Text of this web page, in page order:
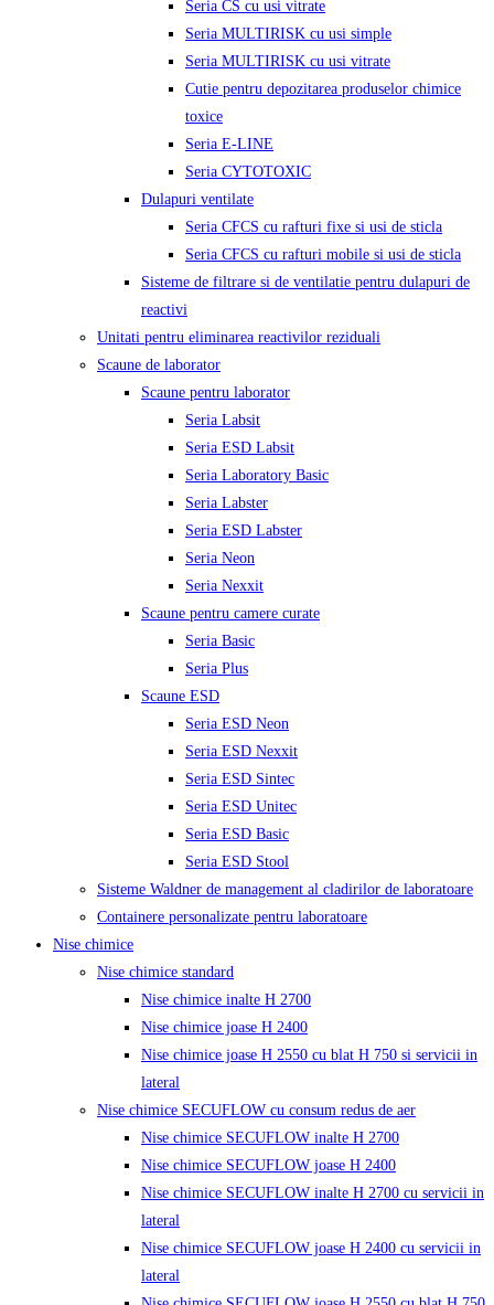
Seria CS cu usi vitrate
Seria MULTIRISK cu usi simple
Seria MULTIRISK cu usi vitrate
Cutie pentru depozitarea produselor chimice
toxice
Seria E-LINE
Seria CYTOTOXIC
Dulapuri ventilate
Seria CFCS cu rafturi fixe si usi de sticla
Seria CFCS cu rafturi mobile si usi de sticla
Sisteme de filtrare si de ventilatie pentru dulapuri de
reactivi
Unitati pentru eliminarea reactivilor reziduali
Scaune de laborator
Scaune pentru laborator
Seria Labsit
Seria ESD Labsit
Seria Laboratory Basic
Seria Labster
Seria ESD Labster
Seria Neon
Seria Nexxit
Scaune pentru camere curate
Seria Basic
Seria Plus
Scaune ESD
Seria ESD Neon
Seria ESD Nexxit
Seria ESD Sintec
Seria ESD Unitec
Seria ESD Basic
Seria ESD Stool
Sisteme Waldner de management al cladirilor de laboratoare
Containere personalizate pentru laboratoare
Nise chimice
Nise chimice standard
Nise chimice inalte H 2700
Nise chimice joase H 2400
Nise chimice joase H 2550 cu blat H 750 si servicii in
lateral
Nise chimice SECUFLOW cu consum redus de aer
Nise chimice SECUFLOW inalte H 2700
Nise chimice SECUFLOW joase H 2400
Nise chimice SECUFLOW inalte H 2700 cu servicii in
lateral
Nise chimice SECUFLOW joase H 2400 cu servicii in
lateral